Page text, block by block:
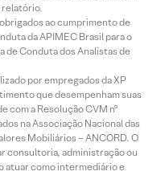
relatório.
ao cumprimento de
da APIMEC Brasil para o
de Conduta dos Analistas de
por empregados da XP
que desempenham suas
com a Resolução CVM nº
na Associação Nacional das
Mobiliários – ANCORD. O
consultoria, administração ou
atuar como intermediário e